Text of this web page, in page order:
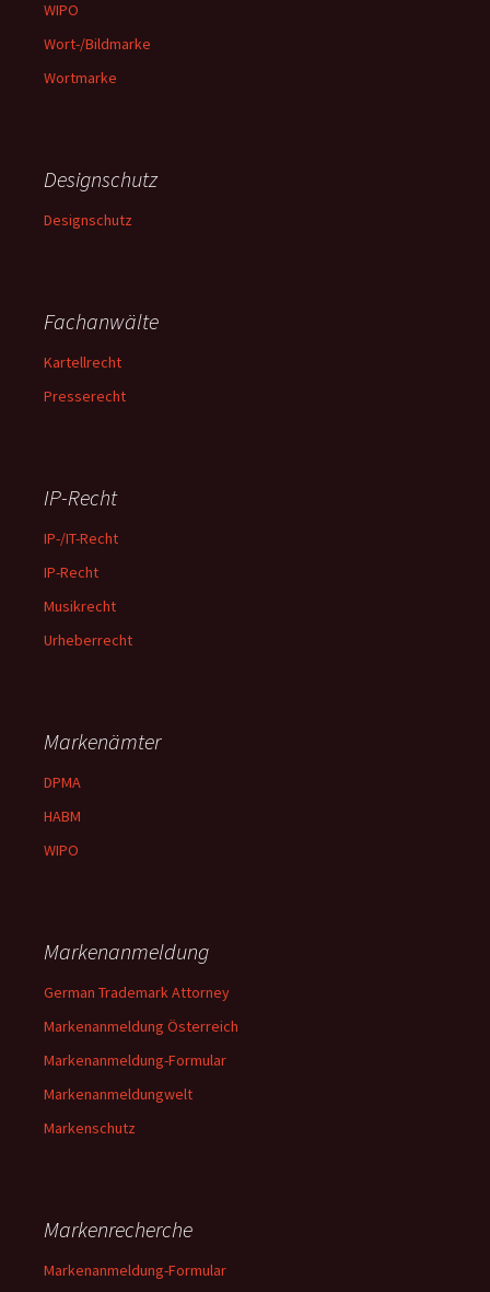
WIPO
Wort-/Bildmarke
Wortmarke
Designschutz
Designschutz
Fachanwälte
Kartellrecht
Presserecht
IP-Recht
IP-/IT-Recht
IP-Recht
Musikrecht
Urheberrecht
Markenämter
DPMA
HABM
WIPO
Markenanmeldung
German Trademark Attorney
Markenanmeldung Österreich
Markenanmeldung-Formular
Markenanmeldungwelt
Markenschutz
Markenrecherche
Markenanmeldung-Formular